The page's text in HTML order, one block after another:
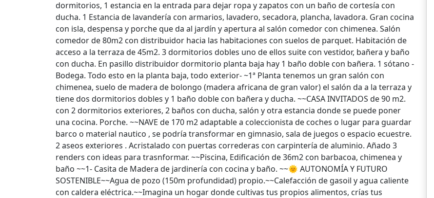
dormitorios, 1 estancia en la entrada para dejar ropa y zapatos con un baño de cortesía con
ducha. 1 Estancia de lavandería con armarios, lavadero, secadora, plancha, lavadora. Gran cocina
con isla, despensa y porche que da al jardín y apertura al salón comedor con chimenea. Salón
comedor de 80m2 con distribuidor hacia las habitaciones con suelos de parquet. Habitación de
acceso a la terraza de 45m2. 3 dormitorios dobles uno de ellos suite con vestidor, bañera y baño
con ducha. En pasillo distribuidor dormitorio planta baja hay 1 baño doble con bañera. 1 sótano -
Bodega. Todo esto en la planta baja, todo exterior- ~1ª Planta tenemos un gran salón con
chimenea, suelo de madera de bolongo (madera africana de gran valor) el salón da a la terraza y
tiene dos dormitorios dobles y 1 baño doble con bañera y ducha. ~~CASA INVITADOS de 90 m2.
con 2 dormitorios exteriores, 2 baños con ducha, salón y otra estancia donde se puede poner
una cocina. Porche. ~~NAVE de 170 m2 adaptable a coleccionista de coches o lugar para guardar
barco o material nautico , se podría transformar en gimnasio, sala de juegos o espacio ecuestre.
2 aseos exteriores . Acristalado con puertas correderas con carpintería de aluminio. Añado 3
renders con ideas para trasnformar. ~~Piscina, Edificación de 36m2 con barbacoa, chimenea y
baño ~~1- Casita de Madera de jardinería con cocina y baño. ~~🌞 AUTONOMÍA Y FUTURO
SOSTENIBLE~~Agua de pozo (150m profundidad) propio.~~Calefacción de gasoil y agua caliente
con caldera eléctrica.~~Imagina un hogar donde cultivas tus propios alimentos, crías tus